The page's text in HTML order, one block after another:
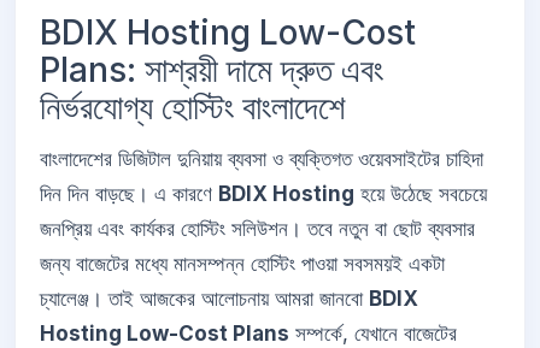
BDIX Hosting Low-Cost
Plans: সাশ্রয়ী দামে দ্রুত এবং
নির্ভরযোগ্য হোস্টিং বাংলাদেশে
বাংলাদেশের ডিজিটাল দুনিয়ায় ব্যবসা ও ব্যক্তিগত ওয়েবসাইটের চাহিদা
দিন দিন বাড়ছে। এ কারণে BDIX Hosting হয়ে উঠেছে সবচেয়ে
জনপ্রিয় এবং কার্যকর হোস্টিং সলিউশন। তবে নতুন বা ছোট ব্যবসার
জন্য বাজেটের মধ্যে মানসম্পন্ন হোস্টিং পাওয়া সবসময়ই একটা
চ্যালেঞ্জ। তাই আজকের আলোচনায় আমরা জানবো BDIX
Hosting Low-Cost Plans সম্পর্কে, যেখানে বাজেটের